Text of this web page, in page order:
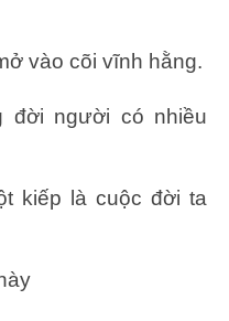
vào cõi vĩnh hằng.
đời người có nhiều
kiếp là cuộc đời ta